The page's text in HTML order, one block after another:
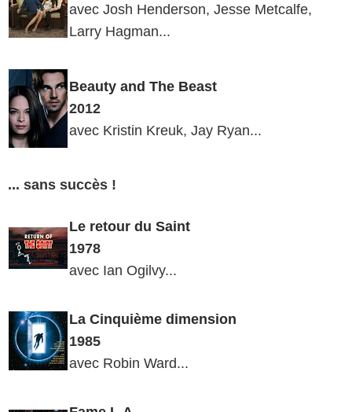
avec Josh Henderson, Jesse Metcalfe,
Larry Hagman...
Beauty and The Beast
2012
avec Kristin Kreuk, Jay Ryan...
... sans succès !
Le retour du Saint
1978
avec Ian Ogilvy...
La Cinquième dimension
1985
avec Robin Ward...